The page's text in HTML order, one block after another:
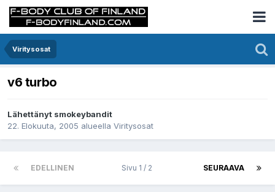
Viritysosat
v6 turbo
Lähettänyt smokeybandit
22. Elokuuta, 2005 alueella Viritysosat
EDELLINEN SEURAAVA
Sivu 1 / 2